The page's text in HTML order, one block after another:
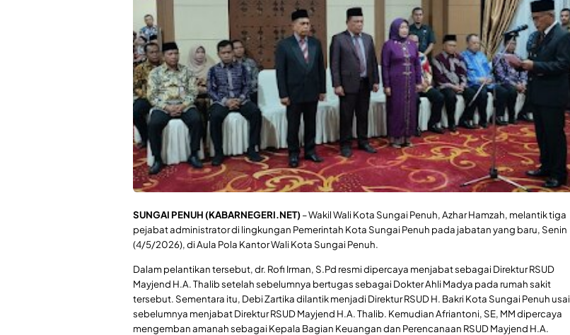
SUNGAI PENUH (KABARNEGERI.NET)– Wakil Wali Kota Sungai Penuh, Azhar Hamzah, melantik tiga
pejabat administrator di lingkungan Pemerintah Kota Sungai Penuh pada jabatan yang baru, Senin
(4/5/2026), di Aula Pola Kantor Wali Kota Sungai Penuh.
Dalam pelantikan tersebut, dr. Rofi Irman, S.Pd resmi dipercaya menjabat sebagai Direktur RSUD
Mayjend H.A. Thalib setelah sebelumnya bertugas sebagai Dokter Ahli Madya pada rumah sakit
tersebut. Sementara itu, Debi Zartika dilantik menjadi Direktur RSUD H. Bakri Kota Sungai Penuh usai
sebelumnya menjabat Direktur RSUD Mayjend H.A. Thalib. Kemudian Afriantoni, SE, MM dipercaya
mengemban amanah sebagai Kepala Bagian Keuangan dan Perencanaan RSUD Mayjend H.A.